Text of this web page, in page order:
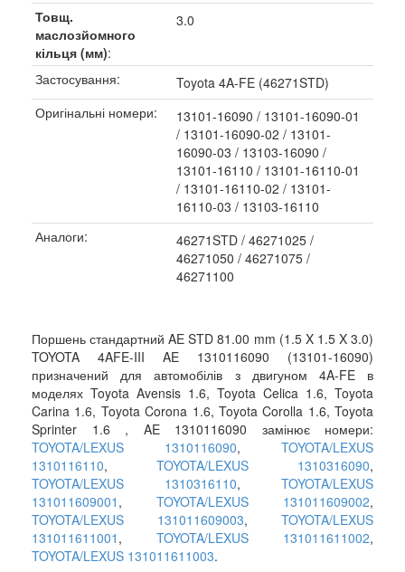
Товщ.
маслозйомного
кільця (мм):
3.0
Застосування:
Toyota 4A-FE (46271STD)
Оригінальні номери:
13101-16090 / 13101-16090-01
/ 13101-16090-02 / 13101-
16090-03 / 13103-16090 /
13101-16110 / 13101-16110-01
/ 13101-16110-02 / 13101-
16110-03 / 13103-16110
Аналоги:
46271STD / 46271025 /
46271050 / 46271075 /
46271100
Поршень стандартний AE STD 81.00 mm (1.5 X 1.5 X 3.0)
TOYOTA 4AFE-III AE 1310116090 (13101-16090)
призначений для автомобілів з двигуном 4A-FE в
моделях Toyota Avensis 1.6, Toyota Celica 1.6, Toyota
Carina 1.6, Toyota Corona 1.6, Toyota Corolla 1.6, Toyota
Sprinter 1.6 , AE 1310116090 замінює номери:
TOYOTA/LEXUS 1310116090, TOYOTA/LEXUS
1310116110, TOYOTA/LEXUS 1310316090,
TOYOTA/LEXUS 1310316110, TOYOTA/LEXUS
131011609001 , TOYOTA/LEXUS 131011609002,
TOYOTA/LEXUS 131011609003, TOYOTA/LEXUS
131011611001 , TOYOTA/LEXUS 131011611002,
TOYOTA/LEXUS 131011611003.